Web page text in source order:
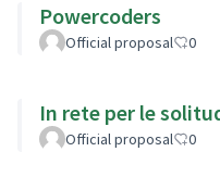
Powercoders
Official proposal 0
In rete per le
Official proposal 0